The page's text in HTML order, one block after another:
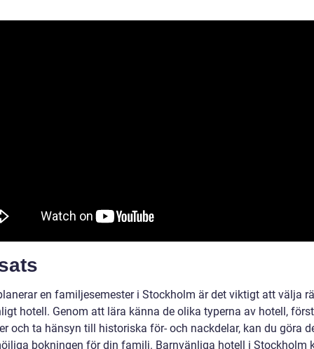
en familjesemester i Stockholm är det viktigt att välja
hotell. Genom att lära känna de olika typerna av hotell,
och ta hänsyn till historiska för- och nackdelar, kan du göra
bokningen för din familj. Barnvänliga hotell i Stockholm